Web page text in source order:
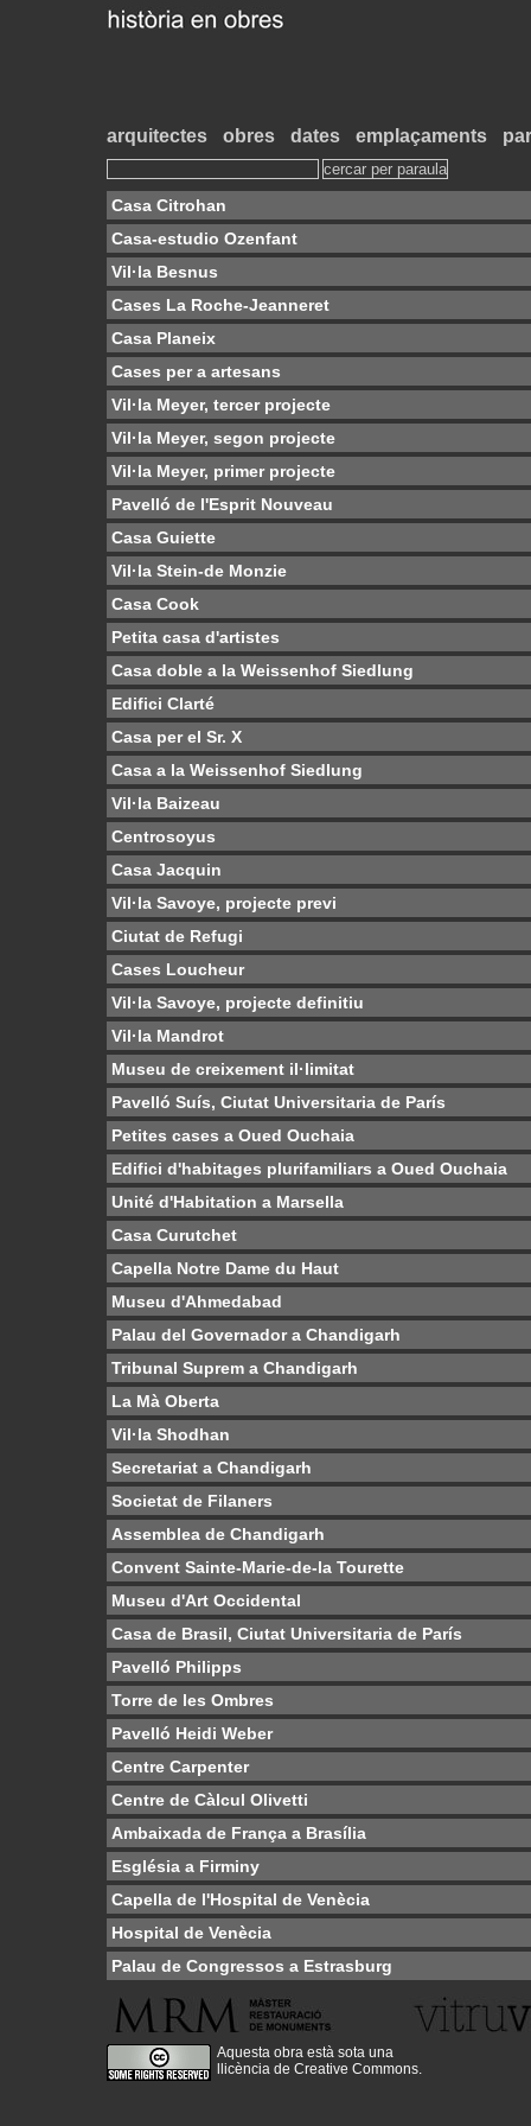
arquitectes obres dates emplaçaments
Casa Citrohan
Casa-estudio Ozenfant
Vil·la Besnus
Cases La Roche-Jeanneret
Casa Planeix
Cases per a artesans
Vil·la Meyer, tercer projecte
Vil·la Meyer, segon projecte
Vil·la Meyer, primer projecte
Pavelló de l'Esprit Nouveau
Casa Guiette
Vil·la Stein-de Monzie
Casa Cook
Petita casa d'artistes
Casa doble a la Weissenhof Siedlung
Edifici Clarté
Casa per el Sr. X
Casa a la Weissenhof Siedlung
Vil·la Baizeau
Centrosoyus
Casa Jacquin
Vil·la Savoye, projecte previ
Ciutat de Refugi
Cases Loucheur
Vil·la Savoye, projecte definitiu
Vil·la Mandrot
Museu de creixement il·limitat
Pavelló Suís, Ciutat Universitaria de París
Petites cases a Oued Ouchaia
Edifici d'habitages plurifamiliars a Oued Ouchaia
Unité d'Habitation a Marsella
Casa Curutchet
Capella Notre Dame du Haut
Museu d'Ahmedabad
Palau del Governador a Chandigarh
Tribunal Suprem a Chandigarh
La Mà Oberta
Vil·la Shodhan
Secretariat a Chandigarh
Societat de Filaners
Assemblea de Chandigarh
Convent Sainte-Marie-de-la Tourette
Museu d'Art Occidental
Casa de Brasil, Ciutat Universitaria de París
Pavelló Philipps
Torre de les Ombres
Pavelló Heidi Weber
Centre Carpenter
Centre de Càlcul Olivetti
Ambaixada de França a Brasília
Església a Firminy
Capella de l'Hospital de Venècia
Hospital de Venècia
Palau de Congressos a Estrasburg
Aquesta obra està sota una
llicència de Creative Commons.